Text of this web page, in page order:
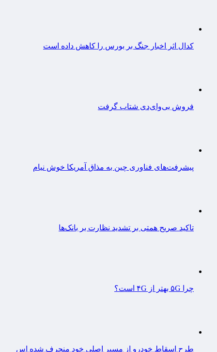
کدال اثر اخبار جنگ بر بورس را کاهش داده است
فروش بی‌وای‌دی شتاب گرفت
پیشرفت‌های فناوری چین به مذاق آمریکا خوش نیام
تاکید صریح همتی بر تشدید نظارت بر بانک‌ها
چرا ۵G بهتر از ۴G است؟
طرح اسقاط خودرو از مسیر اصلی خود منحرف شده اس